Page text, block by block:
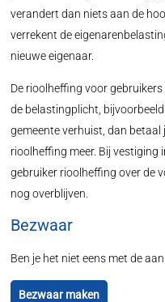
verandert dan niets aan de
verrekent de
nieuwe eigenaar.
De rioolheffing voor
de belastingplicht,
gemeente verhuist, dan
rioolheffing meer. Bij vestiging
gebruiker rioolheffing over de
nog overblijven.
Bezwaar
Ben je het niet eens met de
Bezwaar maken